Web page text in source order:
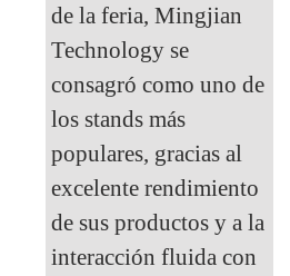
de la feria, Mingjian
Technology se
consagró como uno de
los stands más
populares, gracias al
excelente rendimiento
de sus productos y a la
interacción fluida con